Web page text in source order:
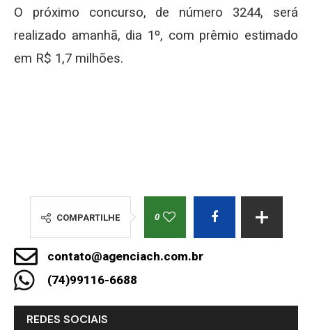
O próximo concurso, de número 3244, será
realizado amanhã, dia 1º, com prêmio estimado
em R$ 1,7 milhões.
COMPARTILHE 0
contato@agenciach.com.br
(74)99116-6688
REDES SOCIAIS